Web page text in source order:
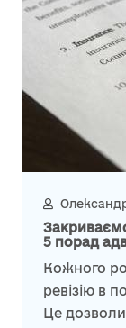
5 порад
Кожного
ревізію в
Це